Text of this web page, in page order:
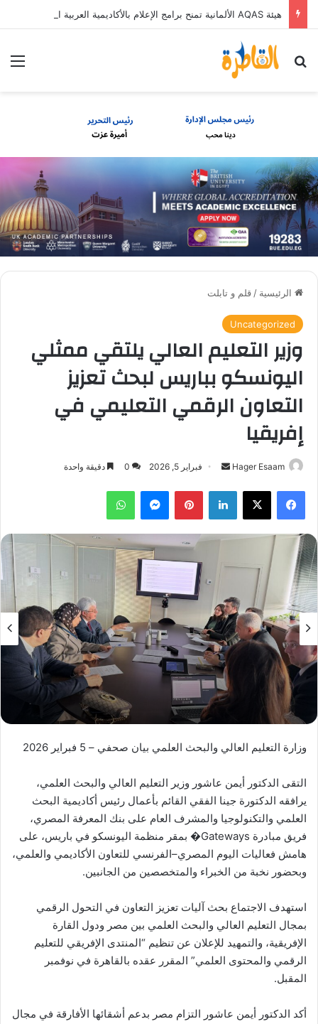
بحث عن
الرئيسية / قلم و تابلت
Uncategorized
وزير التعليم العالي يلتقي ممثلي
اليونسكو بباريس لبحث تعزيز
التعاون الرقمي التعليمي في
إفريقيا
Hager Esaam
أرسل
إلكترونيا
فبراير 5, 2026 0 دقيقة واحدة
فيسبوك ‫X لينكدإن بينتيريستماسنجر واتساب
وزارة التعليم العالي والبحث العلمي بيان صحفي – 5 فبراير 2026
التقى الدكتور أيمن عاشور وزير التعليم العالي والبحث العلمي،
يرافقه الدكتورة جينا الفقي القائم بأعمال رئيس أكاديمية البحث
العلمي والتكنولوجيا والمشرف العام على بنك المعرفة المصري،
فريق مبادرة Gateways� بمقر منظمة اليونسكو في باريس، على
هامش فعاليات اليوم المصري–الفرنسي للتعاون الأكاديمي والعلمي،
وبحضور نخبة من الخبراء والمتخصصين من الجانبين.
استهدف الاجتماع بحث آليات تعزيز التعاون في التحول الرقمي
بمجال التعليم العالي والبحث العلمي بين مصر ودول القارة
الإفريقية، والتمهيد للإعلان عن تنظيم “المنتدى الإفريقي للتعليم
الرقمي والمحتوى العلمي” المقرر عقده بالقاهرة في نوفمبر
المقبل.
أكد الدكتور أيمن عاشور التزام مصر بدعم أشقائها الأفارقة في مجال